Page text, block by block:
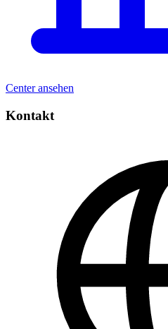
Center ansehen
Kontakt